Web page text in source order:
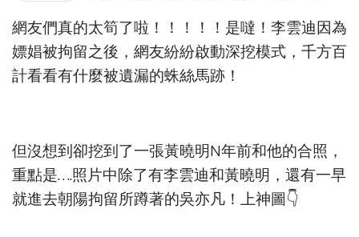
網友們真的太筍了啦！！！！！是噠！李雲迪因為
嫖娼被拘留之後，網友紛紛啟動深挖模式，千方百
計看看有什麼被遺漏的蛛絲馬跡！
但沒想到卻挖到了一張黃曉明N年前和他的合照，
重點是….照片中除了有李雲迪和黃曉明，還有一早
就進去朝陽拘留所蹲著的吳亦凡！上神圖👇